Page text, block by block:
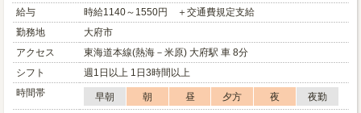
給与
時給1140～1550円 ＋交通費規定支給
勤務地
大府市
アクセス
東海道本線(熱海－米原) 大府駅 車 8分
シフト
週1日以上 1日3時間以上
時間帯
早朝 朝 昼 夕方 夜
夜勤